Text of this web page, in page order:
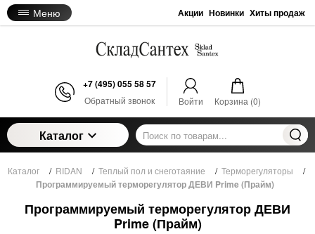
Меню Акции Новинки Хиты продаж
+7 (495) 055 58 57
Обратный звонок Войти Корзина (0)
Каталог
Каталог / RIDAN / Теплый пол и снеготаяние / Терморегуляторы /
Программируемый терморегулятор ДЕВИ Prime (Прайм)
Программируемый терморегулятор ДЕВИ
Prime (Прайм)